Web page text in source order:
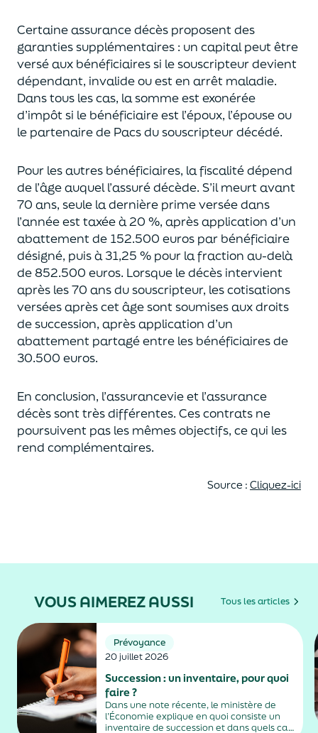
Certaine assurance décès proposentdes
garanties supplémentaires : un capitalpeut être
versé aux bénéficiaires si le souscripteur devient
dépendant, invalide ouest en arrêt maladie.
Dans tous les cas, la somme est exonérée
d’impôt si le bénéficiaire est l’époux, l’épouse ou
le partenaire de Pacsdu souscripteur décédé.
Pour les autres bénéficiaires, la fiscalité dépend
de l’âgeauquell’assuré décède. S’il meurt avant
70 ans, seule la dernière prime versée dans
l’année esttaxée à 20 %, après application d’un
abattement de 152.500 euros par bénéficiaire
désigné, puis à 31,25 % pour la fraction au-delà
de852.500 euros. Lorsque le décès intervient
après les 70 ans du souscripteur, les cotisations
versées après cet âge sont soumises aux droits
de succession, après application d’un
abattement partagé entre les bénéficiaires de
30.500 euros.
En conclusion, l’assurancevie et l’assurance
décès sont très différentes. Ces contrats ne
poursuivent pas les mêmes objectifs, ce qui les
rend complémentaires.
Source : Cliquez-ici
VOUS AIMEREZ AUSSI Tous les articles
Prévoyance
20 juillet 2026
Succession : un inventaire, pour quoi
faire ?
Dans une note récente, le ministère de
l’Économie explique en quoi consiste un
inventaire de succession et dans quels cas